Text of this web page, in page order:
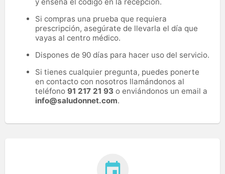
Si compras una prueba que requiera
prescripción, asegúrate de llevarla el día que
vayas al centro médico.
Dispones de 90 días para hacer uso del servicio.
Si tienes cualquier pregunta, puedes ponerte
en contacto con nosotros llamándonos al
teléfono 91 217 21 93 o enviándonos un email a
info@saludonnet.com.